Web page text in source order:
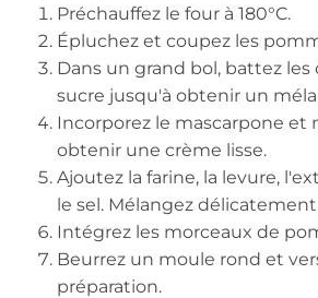
Préchauffez le four à 180°C.
Épluchez et coupez les
Dans un grand bol, battez
sucre jusqu'à obtenir un
Incorporez le mascarpone et
obtenir une crème lisse.
Ajoutez la farine, la levure,
le sel. Mélangez
Intégrez les morceaux de
Beurrez un moule rond et
préparation.